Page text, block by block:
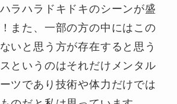
ラハラドキドキのシーンが盛
また、一部の方の中にはこの
いと思う方が存在すると思う
というのはそれだけメンタル
ツであり技術や体力だけでは